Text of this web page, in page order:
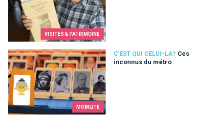
VISITES & PATRIMOINE
MOBILITÉ
C'EST QUI CELUI-LA? Ces
inconnus du métro
Ces inconnus du métro